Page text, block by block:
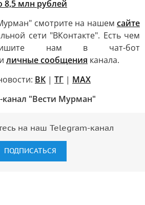
млн рублей
смотрите на нашем сайте
сети "ВКонтакте". Есть чем
Пишите нам в чат-бот
и личные сообщения канала.
ВК | ТГ | MAX
канал "Вести Мурман"
на наш Telegram-канал
ПОДПИСАТЬСЯ